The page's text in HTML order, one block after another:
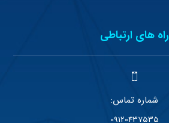
راه های ارتباطی
شماره تماس:
09120437535